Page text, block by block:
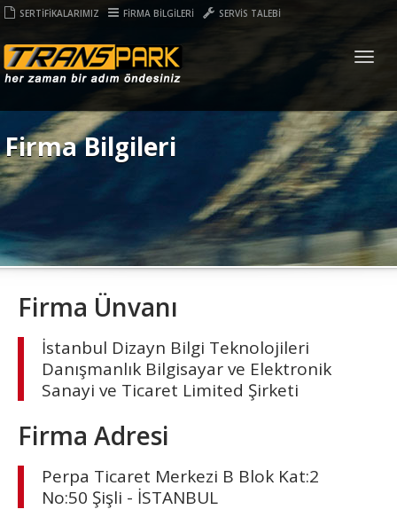
SERTİFİKALARIMIZ FİRMA BİLGİLERİ SERVİS TALEBİ
Firma Bilgileri
Firma Ünvanı
İstanbul Dizayn Bilgi Teknolojileri
Danışmanlık Bilgisayar ve Elektronik
Sanayi ve Ticaret Limited Şirketi
Firma Adresi
Perpa Ticaret Merkezi B Blok Kat:2
No:50 Şişli - İSTANBUL